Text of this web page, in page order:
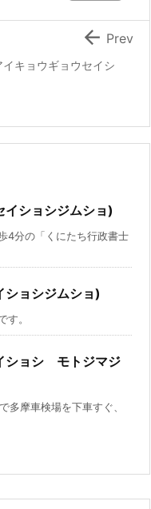
キョウギョウセイシ
 Prev
イショシジムショ)
4分の「くにたち行政書士
ショシジムショ)
。
ショシ モトジマジ
多摩車検場を下車すぐ、